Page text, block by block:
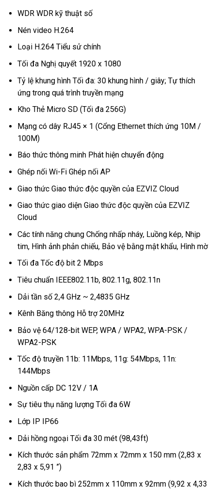
WDR WDR kỹ thuật số
Nén video H.264
Loại H.264 Tiểu sử chính
Tối đa Nghị quyết 1920 x 1080
Tỷ lệ khung hình Tối đa: 30 khung hình / giây; Tự thích
ứng trong quá trình truyền mạng
Kho Thẻ Micro SD (Tối đa 256G)
Mạng có dây RJ45 × 1 (Cổng Ethernet thích ứng 10M /
100M)
Báo thức thông minh Phát hiện chuyển động
Ghép nối Wi-Fi Ghép nối AP
Giao thức Giao thức độc quyền của EZVIZ Cloud
Giao thức giao diện Giao thức độc quyền của EZVIZ
Cloud
Các tính năng chung Chống nhấp nháy, Luồng kép, Nhịp
tim, Hình ảnh phản chiếu, Bảo vệ bằng mật khẩu, Hình mờ
Tối đa Tốc độ bit 2 Mbps
Tiêu chuẩn IEEE802.11b, 802.11g, 802.11n
Dải tần số 2,4 GHz ~ 2,4835 GHz
Kênh Băng thông Hỗ trợ 20MHz
Bảo vệ 64/128-bit WEP, WPA / WPA2, WPA-PSK /
WPA2-PSK
Tốc độ truyền 11b: 11Mbps, 11g: 54Mbps, 11n:
144Mbps
Nguồn cấp DC 12V / 1A
Sự tiêu thụ năng lượng Tối đa 6W
Lớp IP IP66
Dải hồng ngoại Tối đa 30 mét (98,43ft)
Kích thước sản phẩm 72mm x 72mm x 150 mm (2,83 x
2,83 x 5,91 ”)
Kích thước bao bì 252mm x 110mm x 92mm (9,92 x 4,33